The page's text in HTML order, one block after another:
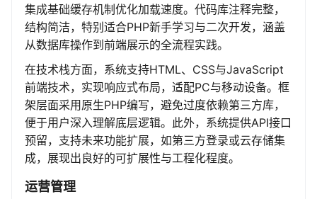
集成基础缓存机制优化加载速度。代码库注释完整，
结构简洁，特别适合PHP新手学习与二次开发，涵盖
从数据库操作到前端展示的全流程实践。
在技术栈方面，系统支持HTML、CSS与JavaScript
前端技术，实现响应式布局，适配PC与移动设备。框
架层面采用原生PHP编写，避免过度依赖第三方库，
便于用户深入理解底层逻辑。此外，系统提供API接口
预留，支持未来功能扩展，如第三方登录或云存储集
成，展现出良好的可扩展性与工程化程度。
运营管理